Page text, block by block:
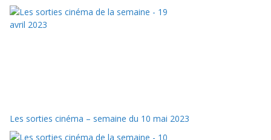
Les sorties cinéma – semaine du 10 mai 2023